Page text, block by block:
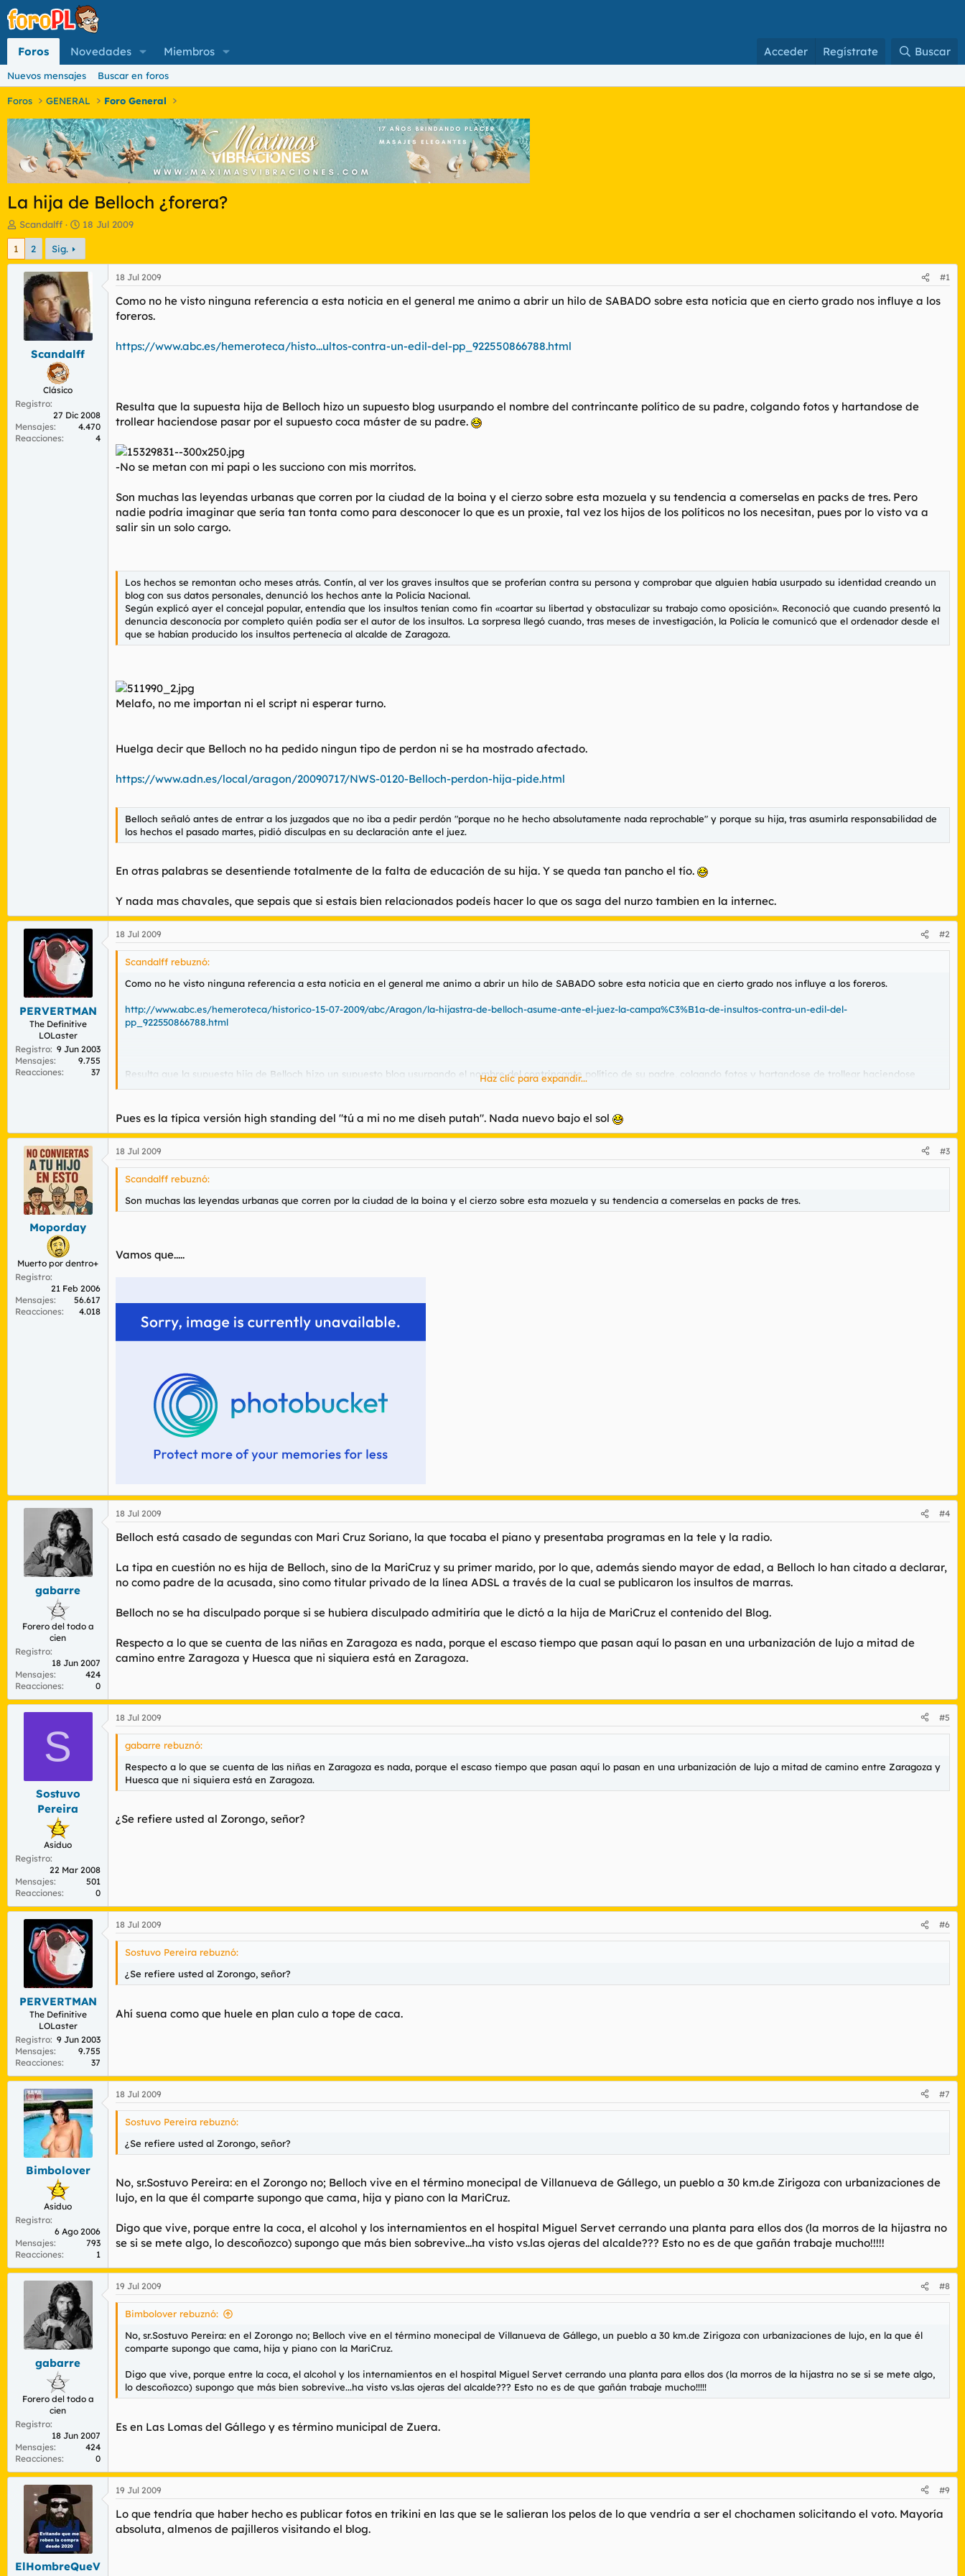
Foros Novedades Miembros Acceder Regístrate Buscar
Nuevos mensajes Buscar en foros
Foros GENERAL Foro General
La hija de Belloch ¿forera?
I
n
c
a
d
o
d
m
Scandalff
F
e
h
a
i
n
i
c
18 Jul 2009
1 2 Sig.
Scandalff
Clásico
Registro
27 Dic 2008
Mensajes
4.470
Reacciones
4
18 Jul 2009 #1
Como no he visto ninguna referencia a esta noticia en el general me animo a abrir un hilo de SABADO sobre esta noticia que en cierto grado nos influye a los
foreros.
https://www.abc.es/hemeroteca/histo...ultos-contra-un-edil-del-pp_922550866788.html
Resulta que la supuesta hija de Belloch hizo un supuesto blog usurpando el nombre del contrincante político de su padre, colgando fotos y hartandose de
trollear haciendose pasar por el supuesto coca máster de su padre.
-No se metan con mi papi o les succiono con mis morritos.
Son muchas las leyendas urbanas que corren por la ciudad de la boina y el cierzo sobre esta mozuela y su tendencia a comerselas en packs de tres. Pero
nadie podría imaginar que sería tan tonta como para desconocer lo que es un proxie, tal vez los hijos de los políticos no los necesitan, pues por lo visto va a
salir sin un solo cargo.
Los hechos se remontan ocho meses atrás. Contín, al ver los graves insultos que se proferían contra su persona y comprobar que alguien había usurpado su identidad creando un
blog con sus datos personales, denunció los hechos ante la Policía Nacional.
Según explicó ayer el concejal popular, entendía que los insultos tenían como fin «coartar su libertad y obstaculizar su trabajo como oposición». Reconoció que cuando presentó la
denuncia desconocía por completo quién podía ser el autor de los insultos. La sorpresa llegó cuando, tras meses de investigación, la Policía le comunicó que el ordenador desde el
que se habían producido los insultos pertenecía al alcalde de Zaragoza.
Melafo, no me importan ni el script ni esperar turno.
Huelga decir que Belloch no ha pedido ningun tipo de perdon ni se ha mostrado afectado.
https://www.adn.es/local/aragon/20090717/NWS-0120-Belloch-perdon-hija-pide.html
Belloch señaló antes de entrar a los juzgados que no iba a pedir perdón "porque no he hecho absolutamente nada reprochable" y porque su hija, tras asumirla responsabilidad de
los hechos el pasado martes, pidió disculpas en su declaración ante el juez.
En otras palabras se desentiende totalmente de la falta de educación de su hija. Y se queda tan pancho el tío.
Y nada mas chavales, que sepais que si estais bien relacionados podeís hacer lo que os saga del nurzo tambien en la internec.
PERVERTMAN
The Definitive
LOLaster
Registro 9 Jun 2003
Mensajes
9.755
Reacciones
37
18 Jul 2009 #2
Scandalff rebuznó:
Como no he visto ninguna referencia a esta noticia en el general me animo a abrir un hilo de SABADO sobre esta noticia que en cierto grado nos influye a los foreros.
http://www.abc.es/hemeroteca/historico-15-07-2009/abc/Aragon/la-hijastra-de-belloch-asume-ante-el-juez-la-campa%C3%B1a-de-insultos-contra-un-edil-del-
pp_922550866788.html
Resulta que la supuesta hija de Belloch hizo un supuesto blog usurpando el nombre del contrincante político de su padre, colgando fotos y hartandose de trollear haciendose
pasar por el supuesto coca máster de su padre.
-No se metan con mi papi o les succiono con mis morritos.
Son muchas las leyendas urbanas que corren por la ciudad de la boina y el cierzo sobre esta mozuela y su tendencia a comerselas en packs de tres. Pero nadie podría imaginar
Melafo, no me importan ni el script ni esperar turno.
https://www.adn.es/local/aragon/20090717/NWS-0120-Belloch-perdon-hija-pide.html
En otras palabras se desentiende totalmente de la falta de educación de su hija. Y se queda tan pancho el tío.
Y nada mas chavales, que sepais que si estais bien relacionados podeís hacer lo que os saga del nurzo tambien en la internec.
Haz clic para expandir...
Pues es la típica versión high standing del "tú a mi no me diseh putah". Nada nuevo bajo el sol
Moporday
Muerto por dentro+
Registro
21 Feb 2006
Mensajes
56.617
Reacciones
4.018
18 Jul 2009 #3
Scandalff rebuznó:
Son muchas las leyendas urbanas que corren por la ciudad de la boina y el cierzo sobre esta mozuela y su tendencia a comerselas en packs de tres.
Vamos que.....
gabarre
Forero del todo a
cien
Registro
18 Jun 2007
Mensajes
424
Reacciones
0
18 Jul 2009 #4
Belloch está casado de segundas con Mari Cruz Soriano, la que tocaba el piano y presentaba programas en la tele y la radio.
La tipa en cuestión no es hija de Belloch, sino de la MariCruz y su primer marido, por lo que, además siendo mayor de edad, a Belloch lo han citado a declarar,
no como padre de la acusada, sino como titular privado de la línea ADSL a través de la cual se publicaron los insultos de marras.
Belloch no se ha disculpado porque si se hubiera disculpado admitiría que le dictó a la hija de MariCruz el contenido del Blog.
Respecto a lo que se cuenta de las niñas en Zaragoza es nada, porque el escaso tiempo que pasan aquí lo pasan en una urbanización de lujo a mitad de
camino entre Zaragoza y Huesca que ni siquiera está en Zaragoza.
S
Sostuvo
Pereira
Asiduo
Registro
22 Mar 2008
Mensajes
501
Reacciones
0
18 Jul 2009 #5
gabarre rebuznó:
Respecto a lo que se cuenta de las niñas en Zaragoza es nada, porque el escaso tiempo que pasan aquí lo pasan en una urbanización de lujo a mitad de camino entre Zaragoza y
Huesca que ni siquiera está en Zaragoza.
¿Se refiere usted al Zorongo, señor?
PERVERTMAN
The Definitive
LOLaster
Registro 9 Jun 2003
Mensajes
9.755
Reacciones
37
18 Jul 2009 #6
Sostuvo Pereira rebuznó:
¿Se refiere usted al Zorongo, señor?
Ahí suena como que huele en plan culo a tope de caca.
Bimbolover
Asiduo
Registro
6 Ago 2006
Mensajes
793
Reacciones
1
18 Jul 2009 #7
Sostuvo Pereira rebuznó:
¿Se refiere usted al Zorongo, señor?
No, sr.Sostuvo Pereira: en el Zorongo no; Belloch vive en el término monecipal de Villanueva de Gállego, un pueblo a 30 km.de Zirigoza con urbanizaciones de
lujo, en la que él comparte supongo que cama, hija y piano con la MariCruz.
Digo que vive, porque entre la coca, el alcohol y los internamientos en el hospital Miguel Servet cerrando una planta para ellos dos (la morros de la hijastra no
se si se mete algo, lo descoñozco) supongo que más bien sobrevive...ha visto vs.las ojeras del alcalde??? Esto no es de que gañán trabaje mucho!!!!!
gabarre
Forero del todo a
cien
Registro
18 Jun 2007
Mensajes
424
Reacciones
0
19 Jul 2009 #8
Bimbolover rebuznó:
No, sr.Sostuvo Pereira: en el Zorongo no; Belloch vive en el término monecipal de Villanueva de Gállego, un pueblo a 30 km.de Zirigoza con urbanizaciones de lujo, en la que él
comparte supongo que cama, hija y piano con la MariCruz.
Digo que vive, porque entre la coca, el alcohol y los internamientos en el hospital Miguel Servet cerrando una planta para ellos dos (la morros de la hijastra no se si se mete algo,
lo descoñozco) supongo que más bien sobrevive...ha visto vs.las ojeras del alcalde??? Esto no es de que gañán trabaje mucho!!!!!
Es en Las Lomas del Gállego y es término municipal de Zuera.
ElHombreQueV
19 Jul 2009 #9
Lo que tendría que haber hecho es publicar fotos en trikini en las que se le salieran los pelos de lo que vendría a ser el chochamen solicitando el voto. Mayoría
absoluta, almenos de pajilleros visitando el blog.